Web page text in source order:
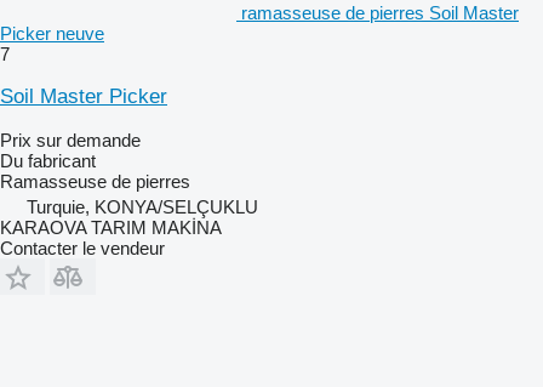
ramasseuse de pierres Soil Master
Picker neuve
7
Soil Master Picker
Prix sur demande
Du fabricant
Ramasseuse de pierres
Turquie, KONYA/SELÇUKLU
KARAOVA TARIM MAKİNA
Contacter le vendeur